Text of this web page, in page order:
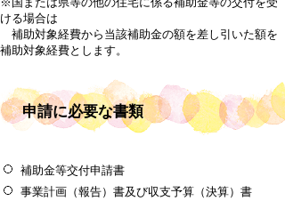
ける場合は
補助対象経費から当該補助金の額を差し引いた額を
補助対象経費とします。
申請に必要な書類
補助金等交付申請書
事業計画（報告）書及び収支予算（決算）書